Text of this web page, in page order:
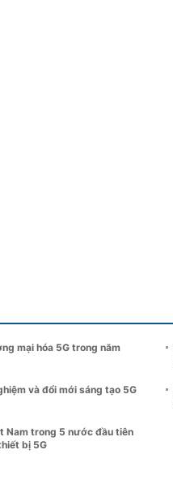
mại hóa 5G trong năm
và đổi mới sáng tạo 5G
Nam trong 5 nước đầu tiên
bị 5G